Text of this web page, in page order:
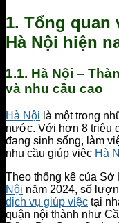
1. Tổng quan
Hà Nội hiện
1.1. Hà Nội –
và nhu cầu cao
Hà Nội là một trong
nước. Với hơn 8 triệu
đang sinh sống, làm
nhu cầu giúp việc Hà
Theo thống kê của
Nội năm 2024, số
dịch vụ giúp việc tại
quận nội thành như